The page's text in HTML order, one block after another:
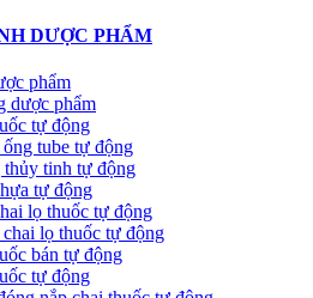
DƯỢC PHẨM
phẩm
dược phẩm
tự động
tube tự động
thủy tinh tự động
tự động
lọ thuốc tự động
lọ thuốc tự động
bán tự động
tự động